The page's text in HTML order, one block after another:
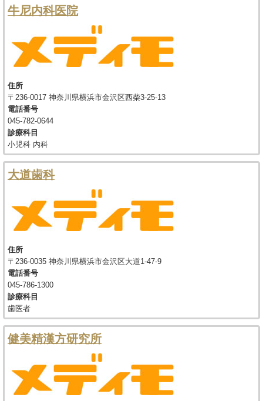
牛尼内科医院
住所
〒236-0017 神奈川県横浜市金沢区西柴3-25-13
電話番号
045-782-0644
診療科目
小児科 内科
大道歯科
住所
〒236-0035 神奈川県横浜市金沢区大道1-47-9
電話番号
045-786-1300
診療科目
歯医者
健美精漢方研究所